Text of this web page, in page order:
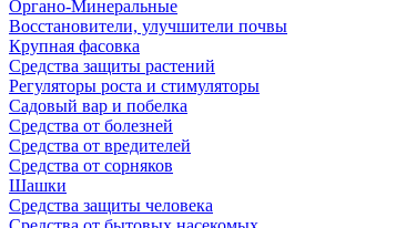
Органо-Минеральные
Восстановители, улучшители почвы
Крупная фасовка
Средства защиты растений
Регуляторы роста и стимуляторы
Садовый вар и побелка
Средства от болезней
Средства от вредителей
Средства от сорняков
Шашки
Средства защиты человека